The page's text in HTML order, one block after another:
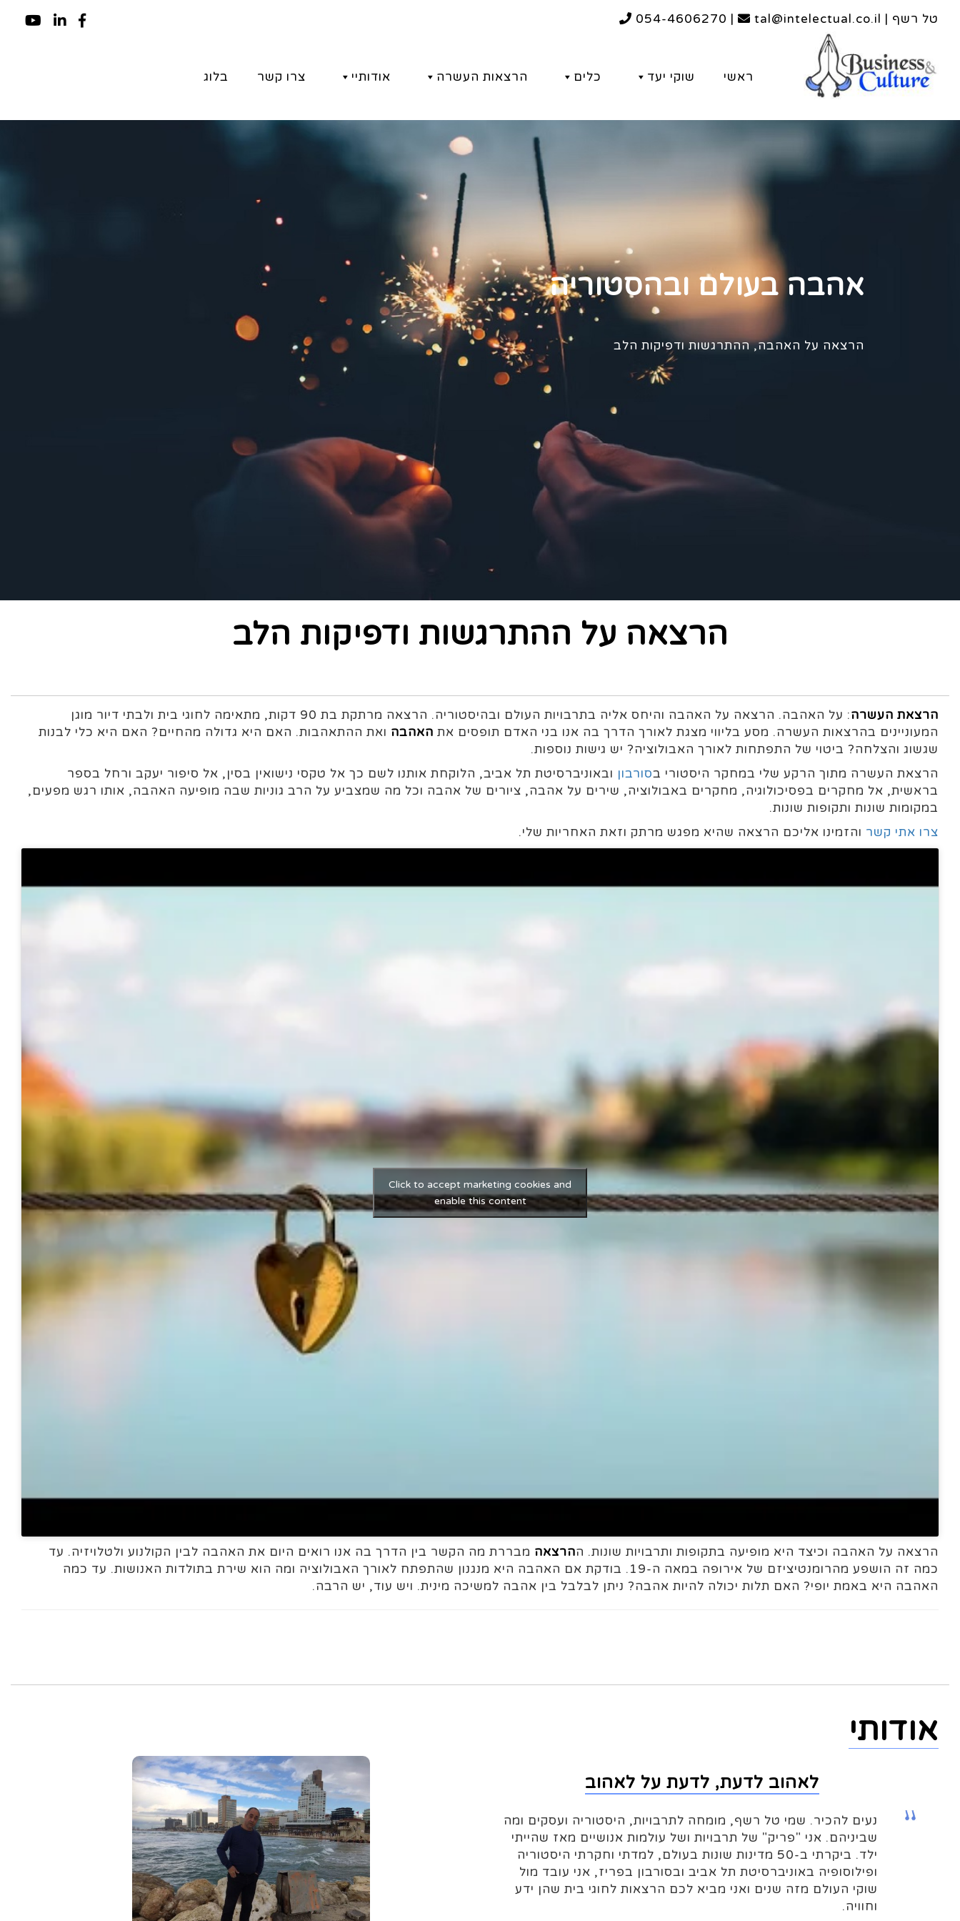
טל רשף | tal@intelectual.co.il |
054-4606270
ראשי שוקי יעד כלים הרצאות העשרה אודותיי צרו קשר בלוג
אהבה בעולם ובהסטוריה
הרצאה על האהבה, ההתרגשות ודפיקות הלב
הרצאה על ההתרגשות ודפיקות הלב
הרצאת העשרה
: על האהבה. הרצאה על האהבה והיחס אליה בתרבויות העולם ובהיסטוריה. הרצאה מרתקת בת 90 דקות, מתאימה לחוגי בית ולבתי דיור מוגן
המעוניינים בהרצאות העשרה. מסע בליווי מצגת לאורך הדרך בה אנו בני האדם תופסים את האהבה ואת ההתאהבות. האם היא גדולה מהחיים? האם היא כלי לבנות
שגשוג והצלחה? ביטוי של התפתחות לאורך האבולוציה? יש גישות נוספות.
הרצאת העשרה מתוך הרקע שלי במחקר היסטורי בסורבון ובאוניברסיטת תל אביב, הלוקחת אותנו לשם כך אל טקסי נישואין בסין, אל סיפור יעקב ורחל בספר
בראשית, אל מחקרים בפסיכולוגיה, מחקרים באבולוציה, שירים על אהבה, ציורים של אהבה וכל מה שמצביע על הרב גוניות שבה מופיעה האהבה, אותו רגש מפעים,
במקומות שונות ותקופות שונות.
צרו אתי קשר והזמינו אליכם הרצאה שהיא מפגש מרתק וזאת האחריות שלי.
Click to accept marketing cookies and
enable this content
הרצאה על האהבה וכיצד היא מופיעה בתקופות ותרבויות שונות. ההרצאה מבררת מה הקשר בין הדרך בה אנו רואים היום את האהבה לבין הקולנוע ולטלויזיה. עד
כמה זה הושפע מהרומנטיציזם של אירופה במאה ה-19. בודקת אם האהבה היא מנגנון שהתפתח לאורך האבולוציה ומה הוא שירת בתולדות האנושות. עד כמה
האהבה היא באמת יופי? האם תלות יכולה להיות אהבה? ניתן לבלבל בין אהבה למשיכה מינית. ויש עוד, יש הרבה.
אודותי
לאהוב לדעת, לדעת על לאהוב
נעים להכיר. שמי טל רשף, מומחה לתרבויות, היסטוריה ועסקים ומה
שביניהם. אני "פריק" של תרבויות ושל עולמות אנושיים מאז שהייתי
ילד. ביקרתי ב-50 מדינות שונות בעולם, למדתי וחקרתי היסטוריה
ופילוסופיה באוניברסיטת תל אביב ובסורבון בפריז, אני עובד מול
שוקי העולם מזה שנים ואני מביא לכם הרצאות לחוגי בית שהן ידע
וחוויה.